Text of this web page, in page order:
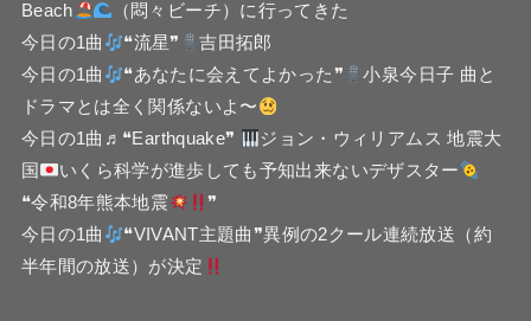
Beach
（悶々ビーチ）に行ってきた
今日の1曲
❝流星❞
吉田拓郎
今日の1曲
❝あなたに会えてよかった❞
小泉今日子 曲と
ドラマとは全く関係ないよ〜
今日の1曲♬❝Earthquake❞
ジョン・ウィリアムス 地震大
国
いくら科学が進歩しても予知出来ないデザスター
❝令和8年熊本地震
❞
今日の1曲
❝VIVANT主題曲❞異例の2クール連続放送（約
半年間の放送）が決定